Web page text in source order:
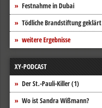
Festnahme in Dubai
Tödliche Brandstiftung geklärt
weitere Ergebnisse
XY-PODCAST
Der St.-Pauli-Killer (1)
Wo ist Sandra Wißmann?